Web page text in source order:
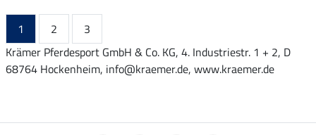
1 2
3
Krämer Pferdesport GmbH & Co. KG, 4. Industriestr. 1 + 2, D
68764 Hockenheim, info@kraemer.de, www.kraemer.de